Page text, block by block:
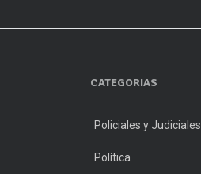
CATEGORIAS
Policiales y Judiciales
Política